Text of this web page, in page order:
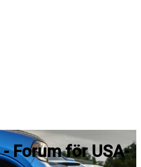
Forum för USA-